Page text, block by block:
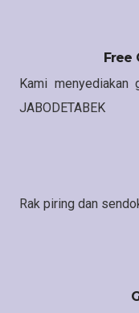
Free
Kami
JABODETABEK
Rak piring dan